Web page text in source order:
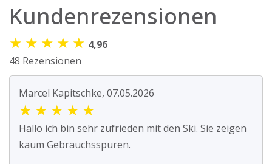
Kundenrezensionen
★ ★ ★ ★ ★ 4,96
48 Rezensionen
Marcel Kapitschke, 07.05.2026
★ ★ ★ ★ ★
Hallo ich bin sehr zufrieden mit den Ski. Sie zeigen
kaum Gebrauchsspuren.